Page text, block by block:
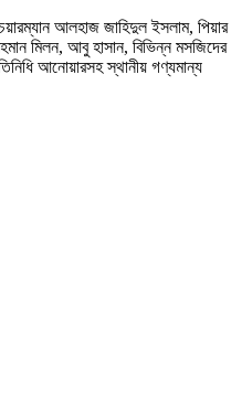
আলহাজ জাহিদুল ইসলাম, পিয়ার
মিলন, আবু হাসান, বিভিন্ন মসজিদের
আনোয়ারসহ স্থানীয় গণ্যমান্য